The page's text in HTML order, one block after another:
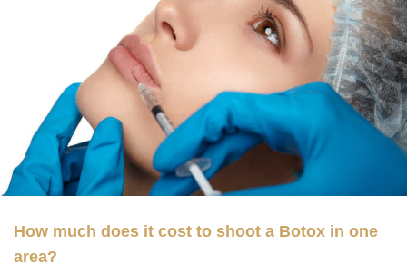
How much does it cost to shoot a Botox in one
area?